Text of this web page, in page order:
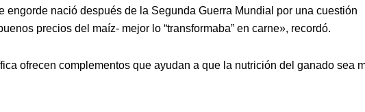
engorde nació después de la Segunda Guerra Mundial por una cuestión
precios del maíz- mejor lo “transformaba” en carne», recordó.
ofrecen complementos que ayudan a que la nutrición del ganado sea